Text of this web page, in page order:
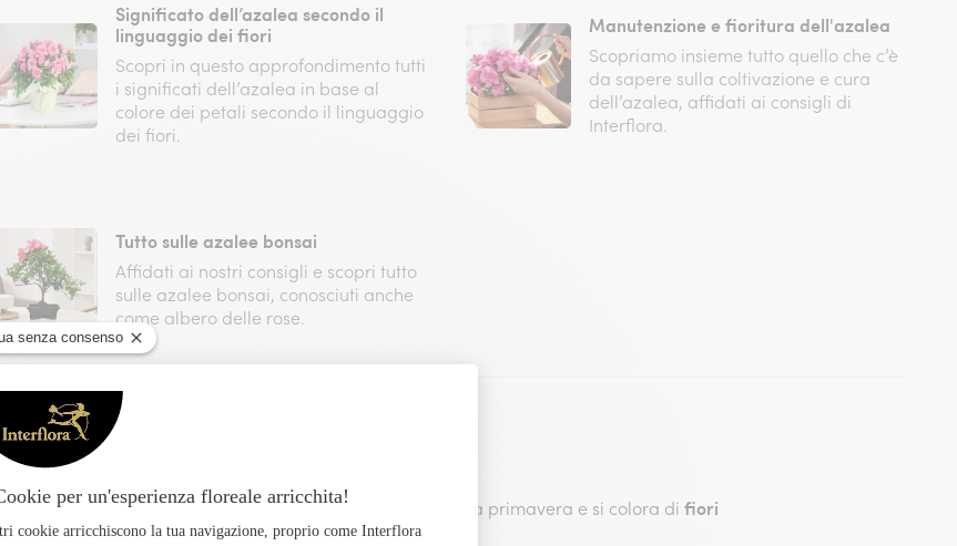
Significato dell’azalea secondo il
linguaggio dei fiori
Scopri in questo approfondimento tutti
i significati dell’azalea in base al
colore dei petali secondo il linguaggio
dei fiori.
Manutenzione e fioritura dell'azalea
Scopriamo insieme tutto quello che c’è
da sapere sulla coltivazione e cura
dell’azalea, affidati ai consigli di
Interflora.
Tutto sulle azalee bonsai
Affidati ai nostri consigli e scopri tutto
sulle azalee bonsai, conosciuti anche
come albero delle rose.
femminilità
verdi tutto l’anno e la cui fioritura avviene durante la primavera e si colora di fiori
decorazione per la casa o il giardino.